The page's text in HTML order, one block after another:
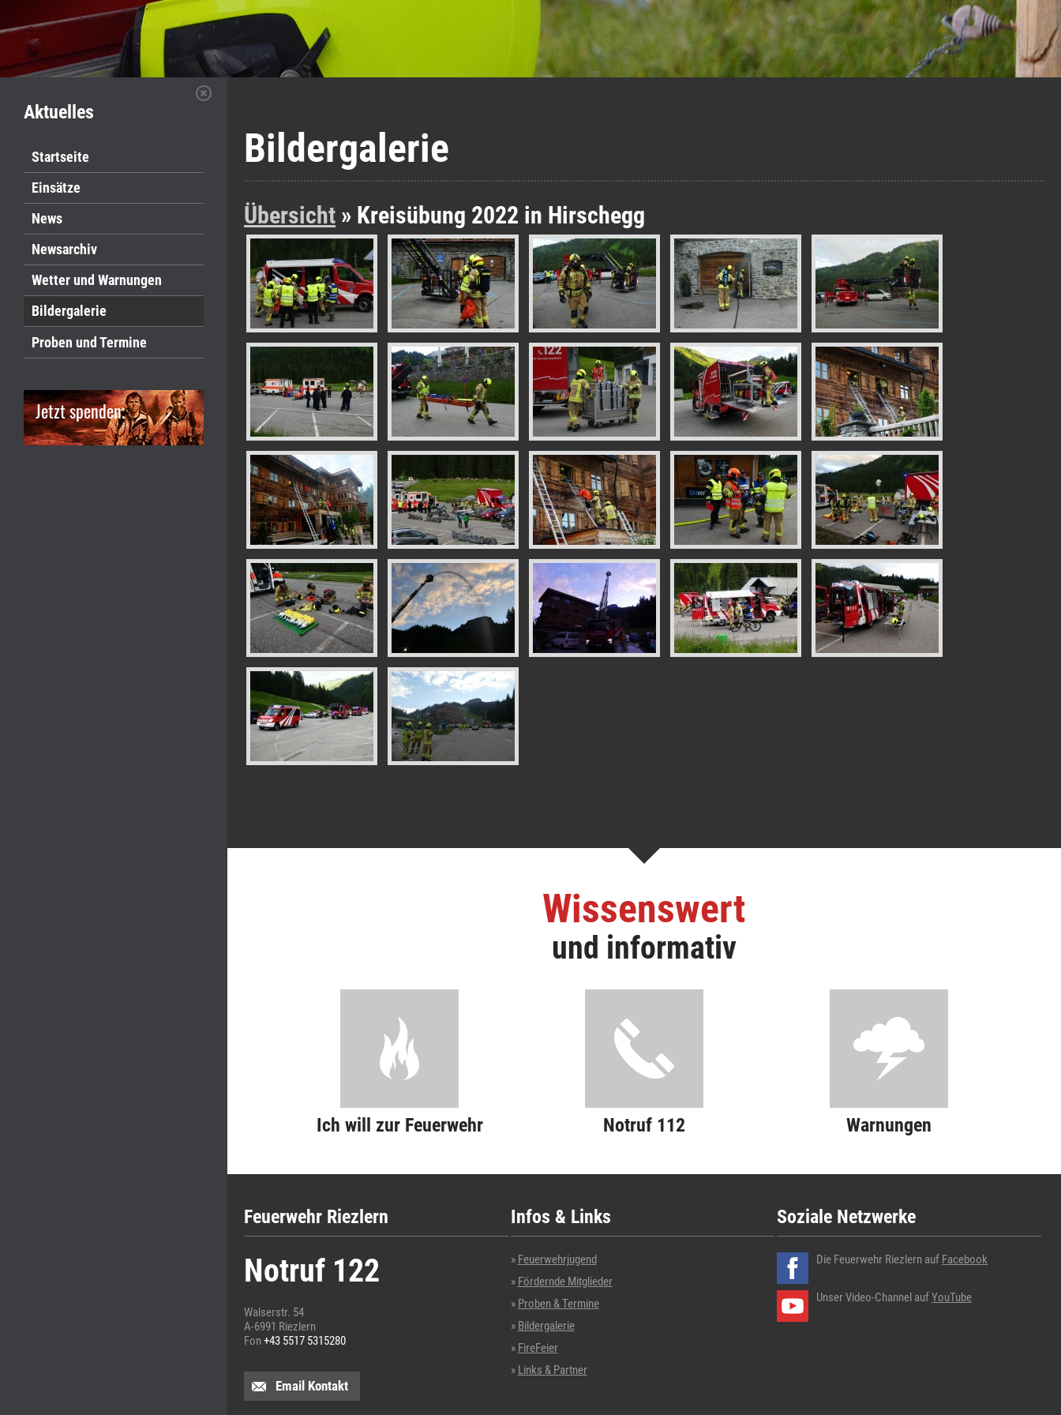
Aktuelles
Startseite
Einsätze
News
Newsarchiv
Wetter und Warnungen
Bildergalerie
Proben und Termine
Jetzt spenden.
Bildergalerie
Übersicht » Kreisübung 2022 in Hirschegg
Wissenswert
und informativ
Ich will zur Feuerwehr Notruf 112 Warnungen
Feuerwehr Riezlern
Notruf 122
Walserstr. 54
A-6991 Riezlern
Fon+43 5517 5315280
Email Kontakt
Infos & Links
Feuerwehrjugend
Fördernde Mitglieder
Proben & Termine
Bildergalerie
FireFeier
Links & Partner
Soziale Netzwerke
Die Feuerwehr Riezlern auf Facebook
Unser Video-Channel aufYouTube